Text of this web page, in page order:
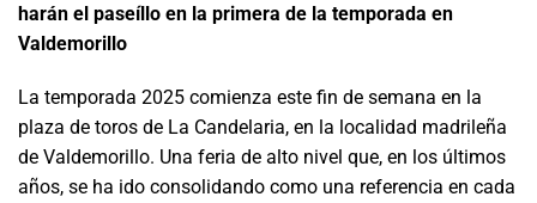
harán el paseíllo en la primera de la temporada en
Valdemorillo
La temporada 2025 comienza este fin de semana en la
plaza de toros de La Candelaria, en la localidad madrileña
de Valdemorillo. Una feria de alto nivel que, en los últimos
años, se ha ido consolidando como una referencia en cada